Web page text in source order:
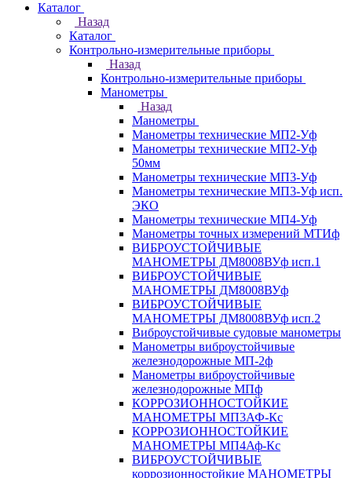
Каталог
Назад
Каталог
Контрольно-измерительные приборы
Назад
Контрольно-измерительные приборы
Манометры
Назад
Манометры
Манометры технические МП2-Уф
Манометры технические МП2-Уф
50мм
Манометры технические МП3-Уф
Манометры технические МП3-Уф исп.
ЭКО
Манометры технические МП4-Уф
Манометры точных измерений МТИф
ВИБРОУСТОЙЧИВЫЕ
МАНОМЕТРЫ ДМ8008ВУф исп.1
ВИБРОУСТОЙЧИВЫЕ
МАНОМЕТРЫ ДМ8008ВУф
ВИБРОУСТОЙЧИВЫЕ
МАНОМЕТРЫ ДМ8008ВУф исп.2
Виброустойчивые судовые манометры
Манометры виброустойчивые
железнодорожные МП-2ф
Манометры виброустойчивые
железнодорожные МПф
КОРРОЗИОННОСТОЙКИЕ
МАНОМЕТРЫ МП3АФ-Кс
КОРРОЗИОННОСТОЙКИЕ
МАНОМЕТРЫ МП4Аф-Кс
ВИБРОУСТОЙЧИВЫЕ
коррозионностойкие МАНОМЕТРЫ